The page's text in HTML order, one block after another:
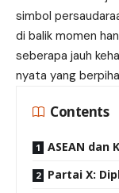
simbol
di balik momen
seberapa jauh
nyata yang
Contents
ASEAN
Partai X: